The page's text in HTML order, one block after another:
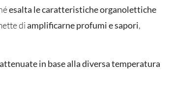
esalta le caratteristiche organolettiche
diamplificarne profumi e sapori,
in base alla diversa temperatura